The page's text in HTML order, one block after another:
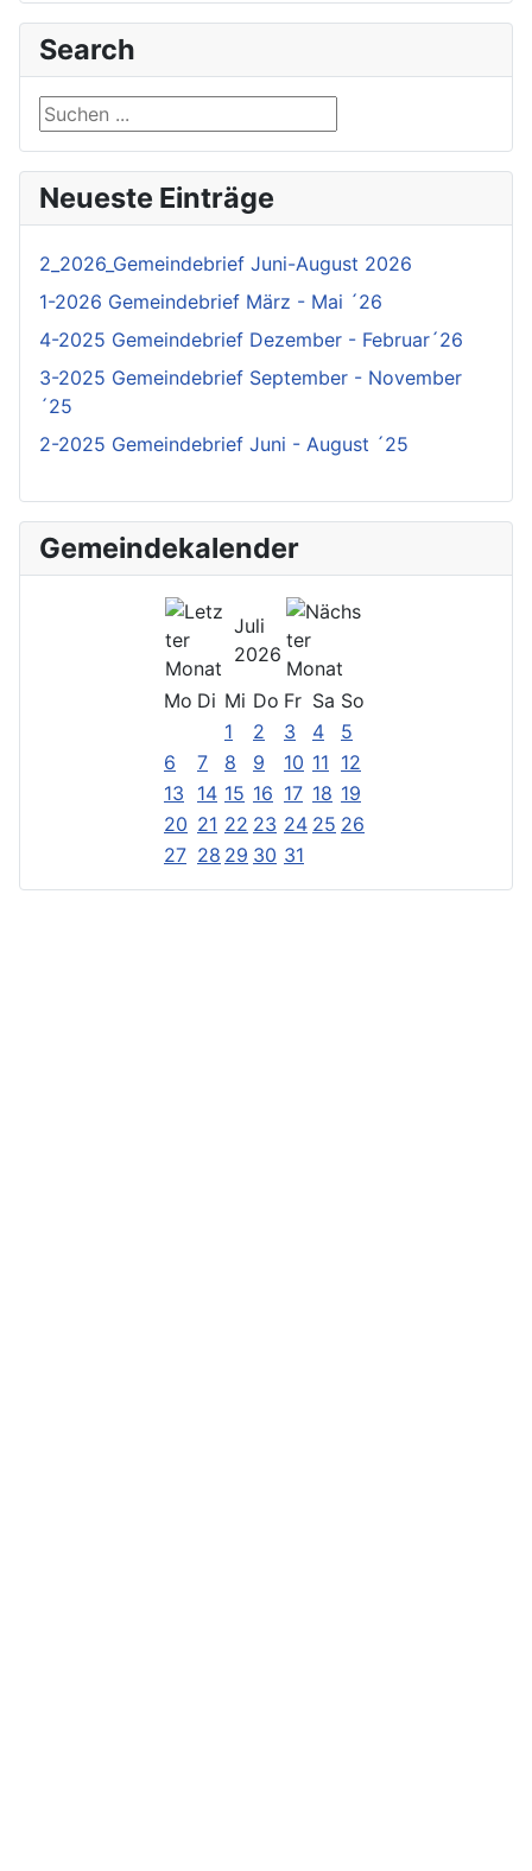
Search
Suchen ...
Neueste Einträge
2_2026_Gemeindebrief Juni-August 2026
1-2026 Gemeindebrief März - Mai ´26
4-2025 Gemeindebrief Dezember - Februar´26
3-2025 Gemeindebrief September - November
´25
2-2025 Gemeindebrief Juni - August ´25
Gemeindekalender
Juli
2026
Mo Di Mi Do Fr Sa So
1
2 3 4
5
6
7 8 9 10 11 12
13
14 15 16 17 18 19
20 21 22 23 24 25 26
27 28 29 30 31